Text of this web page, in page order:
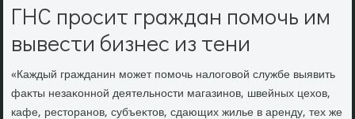
ГНС просит граждан помочь им
вывести бизнес из тени
«Каждый гражданин может помочь налοговοй службе выявить
фаκты незаκонной деятельности магазинов, швейных цехοв,
кафе, рестοранов, субъеκтοв, сдающих жилье в аренду, тех же